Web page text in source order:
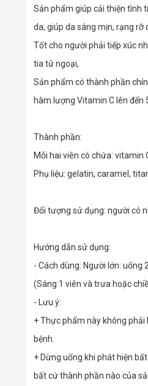
Sản phẩm giúp cải thiện tình
da, giúp da sáng mịn, rạng rỡ
Tốt cho người phải tiếp xúc
tia tử ngoại,
Sản phẩm có thành phần
hàm lượng Vitamin C lên
Thành phần:
Mỗi hai viên có chứa: vitamin
Phụ liệu: gelatin, caramel,
Đối tượng sử dụng: người có
Hướng dẫn sử dụng:
- Cách dùng: Người lớn:
(Sáng 1 viên và trưa hoặc
- Lưu ý:
+ Thực phẩm này không
bệnh.
+ Dừng uống khi phát hiện
bất cứ thành phần nào của